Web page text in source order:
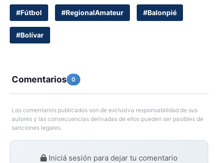
#Fútbol #RegionalAmateur #Balonpié
#Bolívar
Comentarios 0
Los comentarios publicados son de exclusiva responsabilidad de sus
autores y las consecuencias derivadas de ellos pueden ser pasibles de
sanciones legales.
Iniciá sesión para dejar tu comentario